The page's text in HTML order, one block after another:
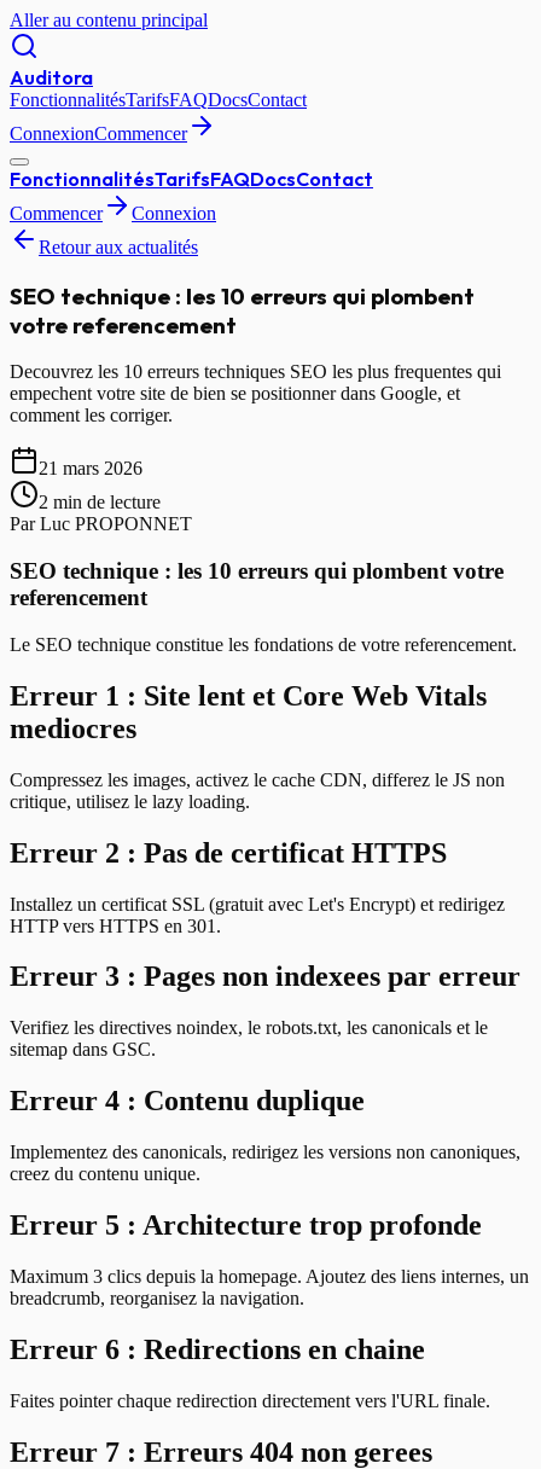
Aller au contenu principal
Auditora
FonctionnalitésTarifsFAQDocsContact
ConnexionCommencer
FonctionnalitésTarifsFAQDocsContact
Commencer
Connexion
Retour aux actualités
SEO technique : les 10 erreurs qui plombent
votre referencement
Decouvrez les 10 erreurs techniques SEO les plus frequentes qui
empechent votre site de bien se positionner dans Google, et
comment les corriger.
21 mars 2026
2 min de lecture
ParLuc PROPONNET
SEO technique : les 10 erreurs qui plombent votre
referencement
Le SEO technique constitue les fondations de votre referencement.
Erreur 1 : Site lent et Core Web Vitals
mediocres
Compressez les images, activez le cache CDN, differez le JS non
critique, utilisez le lazy loading.
Erreur 2 : Pas de certificat HTTPS
Installez un certificat SSL (gratuit avec Let's Encrypt) et redirigez
HTTP vers HTTPS en 301.
Erreur 3 : Pages non indexees par erreur
Verifiez les directives noindex, le robots.txt, les canonicals et le
sitemap dans GSC.
Erreur 4 : Contenu duplique
Implementez des canonicals, redirigez les versions non canoniques,
creez du contenu unique.
Erreur 5 : Architecture trop profonde
Maximum 3 clics depuis la homepage. Ajoutez des liens internes, un
breadcrumb, reorganisez la navigation.
Erreur 6 : Redirections en chaine
Faites pointer chaque redirection directement vers l'URL finale.
Erreur 7 : Erreurs 404 non gerees